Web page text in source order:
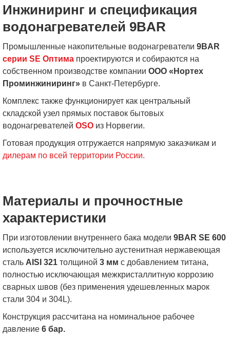
Инжиниринг и спецификация
водонагревателей 9BAR
Промышленные накопительные водонагреватели 9BAR
серии SE Оптима проектируются и собираются на
собственном производстве компании ООО «Нортех
Проминжиниринг» в Санкт-Петербурге.
Комплекс также функционирует как центральный
складской узел прямых поставок бытовых
водонагревателей OSO из Норвегии.
Готовая продукция отгружается напрямую заказчикам и
дилерам по всей территории России.
Материалы и прочностные
характеристики
При изготовлении внутреннего бака модели 9BAR SE 600
используется исключительно аустенитная нержавеющая
сталь AISI 321 толщиной 3 мм с добавлением титана,
полностью исключающая межкристаллитную коррозию
сварных швов (без применения удешевленных марок
стали 304 и 304L).
Конструкция рассчитана на номинальное рабочее
давление 6 бар.